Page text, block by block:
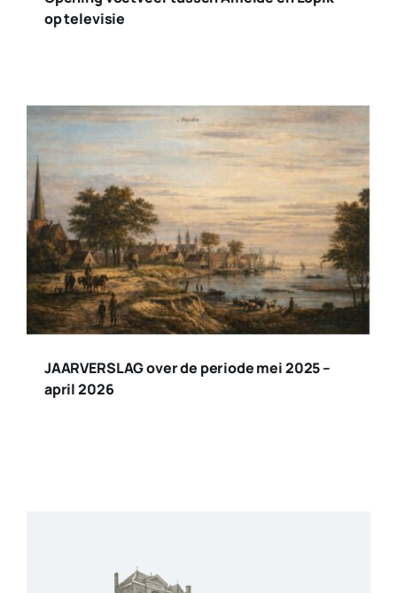
op televisie
JAARVERSLAG over de periode mei 2025 –
april 2026